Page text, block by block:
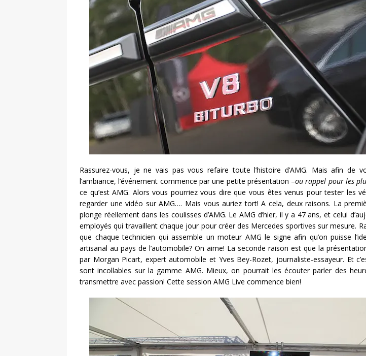
Rassurez-vous, je ne vais pas vous refaire toute l’histoire d’AMG. Mais afin de
l’ambiance, l’événement commence par une petite présentation –ou rappel pour les
ce qu’est AMG. Alors vous pourriez vous dire que vous êtes venus pour tester les
regarder une vidéo sur AMG…. Mais vous auriez tort! A cela, deux raisons. La
plonge réellement dans les coulisses d’AMG. Le AMG d’hier, il y a 47 ans, et celui
employés qui travaillent chaque jour pour créer des Mercedes sportives sur mesure.
que chaque technicien qui assemble un moteur AMG le signe afin qu’on puisse
artisanal au pays de l’automobile? On aime! La seconde raison est que la
par Morgan Picart, expert automobile et Yves Bey-Rozet, journaliste-essayeur. Et
sont incollables sur la gamme AMG. Mieux, on pourrait les écouter parler des
transmettre avec passion! Cette session AMG Live commence bien!